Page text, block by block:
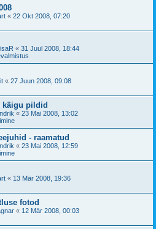
« 22 Okt 2008, 07:20
« 31 Juul 2008, 18:44
« 27 Juun 2008, 09:08
käigu pildid
« 23 Mai 2008, 13:02
- raamatud
« 23 Mai 2008, 12:59
« 13 Mär 2008, 19:36
fotod
« 12 Mär 2008, 00:03